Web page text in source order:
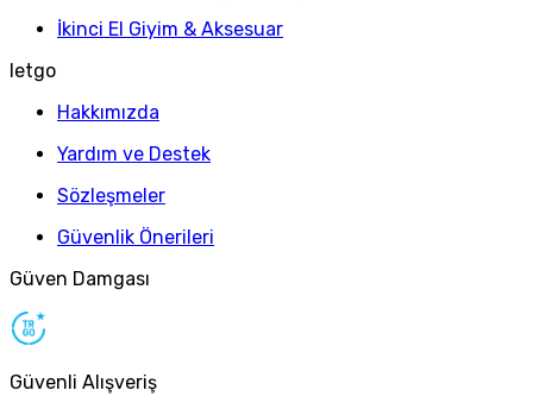
İkinci El Giyim & Aksesuar
letgo
Hakkımızda
Yardım ve Destek
Sözleşmeler
Güvenlik Önerileri
Güven Damgası
Güvenli Alışveriş